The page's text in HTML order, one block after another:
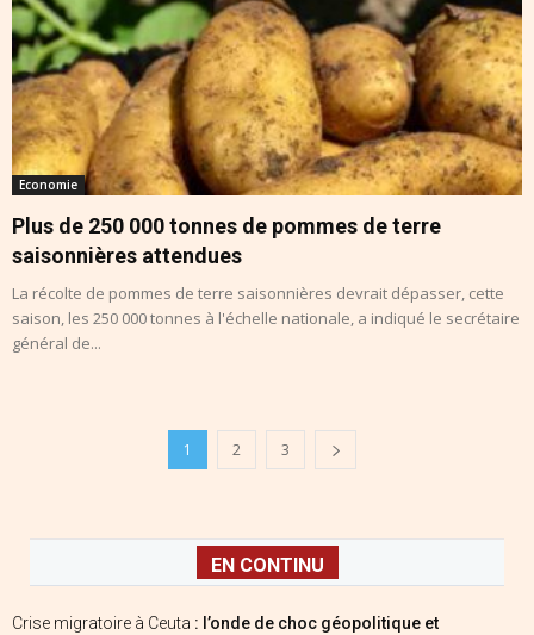
Economie
Plus de 250 000 tonnes de pommes de terre
saisonnières attendues
La récolte de pommes de terre saisonnières devrait dépasser, cette
saison, les 250 000 tonnes à l'échelle nationale, a indiqué le secrétaire
général de...
1 2 3
EN CONTINU
Crise migratoire à Ceuta : l’onde de choc géopolitique et